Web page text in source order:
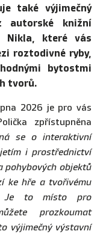
také výjimečný
autorské knižní
Nikla, které vás
roztodivné ryby,
bytostmi
tvorů.
2026 je pro vás
zpřístupněna
se o interaktivní
i prostřednictví
pohybových objektů
ke hře a tvořivému
Je to místo pro
prozkoumat
výjimečný výstavní